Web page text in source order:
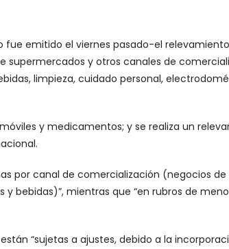
emitido el viernes pasado-el
supermercados y otros canales de
limpieza, cuidado personal,
y medicamentos; y se realiza un
por canal de comercialización (negocios
bebidas)”, mientras que “en rubros de
“sujetas a ajustes, debido a la